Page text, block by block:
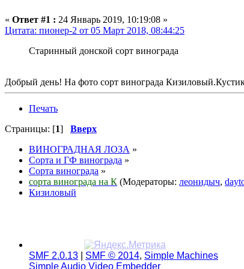
« Ответ #1 : 24 Январь 2019, 10:19:08 »
Цитата: пионер-2 от 05 Март 2018, 08:44:25
Старинный донской сорт винограда
Добрый день! На фото сорт винограда
Печать
Страницы: [1] Вверх
ВИНОГРАДНАЯ ЛОЗА »
Сорта и ГФ винограда »
Сорта винограда »
сорта винограда на К (Модераторы: леонидыч,
Кизиловый
SMF 2.0.13 SMF © 2014, Simple Machines
Simple Audio Video Embedder